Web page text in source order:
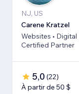
NJ, US
Carene Kratzel
Websites •
Certified Partner
5,0 (22)
À partir de 50 $